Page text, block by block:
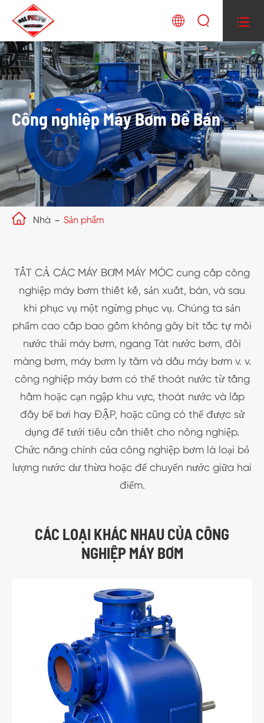
  
Công nghiệp Máy Bơm Để Bán
 Nhà Sản phẩm
TẤT CẢ CÁC MÁY BƠM MÁY MÓC cung cấp công
nghiệp máy bơm thiết kế, sản xuất, bán, và sau
khi phục vụ một ngừng phục vụ. Chúng ta sản
phẩm cao cấp bao gồm không gây bít tắc tự mồi
nước thải máy bơm, ngang Tát nước bơm, đôi
màng bơm, máy bơm ly tâm và dầu máy bơm v. v.
công nghiệp máy bơm có thể thoát nước từ tầng
hầm hoặc cạn ngập khu vực, thoát nước và lấp
đầy bể bơi hay ĐẬP, hoặc cũng có thể được sử
dụng để tưới tiêu cần thiết cho nông nghiệp.
Chức năng chính của công nghiệp bơm là loại bỏ
lượng nước dư thừa hoặc để chuyển nước giữa hai
điểm.
CÁC LOẠI KHÁC NHAU CỦA CÔNG
NGHIỆP MÁY BƠM